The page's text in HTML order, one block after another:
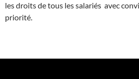
les droits de tous les salariés avec
priorité.